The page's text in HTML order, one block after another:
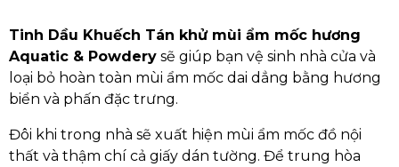
Tinh Dầu Khuếch Tán khử mùi ẩm mốc hương
Aquatic & Powdery sẽ giúp bạn vệ sinh nhà cửa và
loại bỏ hoàn toàn mùi ẩm mốc dai dẳng bằng hương
biển và phấn đặc trưng.
Đôi khi trong nhà sẽ xuất hiện mùi ẩm mốc đồ nội
thất và thậm chí cả giấy dán tường. Để trung hòa